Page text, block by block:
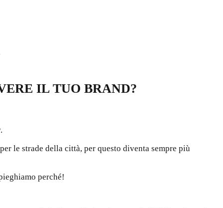
IL TUO BRAND?
le strade della città, per questo diventa sempre più
perché!